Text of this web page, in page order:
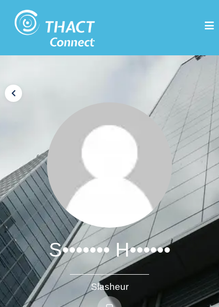
S••••••• H••••••
Slasheur